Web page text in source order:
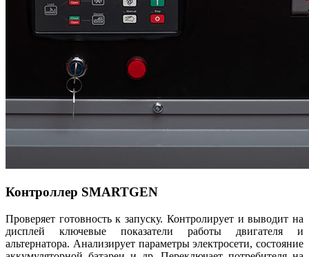
Контроллер SMARTGEN
Проверяет готовность к запуску. Контролирует и выводит на
дисплей ключевые показатели работы двигателя и
альтернатора. Анализирует параметры электросети, состояние